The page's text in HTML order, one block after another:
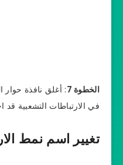
الخطوة 7
: أغلق نافذة حوار
في الارتباطات التشعبية قد
تغيير اسم نمط